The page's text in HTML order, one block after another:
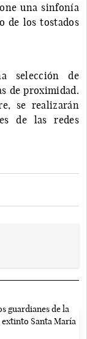
una sinfonía
de los tostados
selección de
de proximidad.
se realizarán
de las redes